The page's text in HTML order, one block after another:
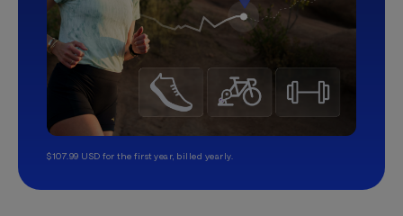
$107.99 USD for the first year, billed yearly.